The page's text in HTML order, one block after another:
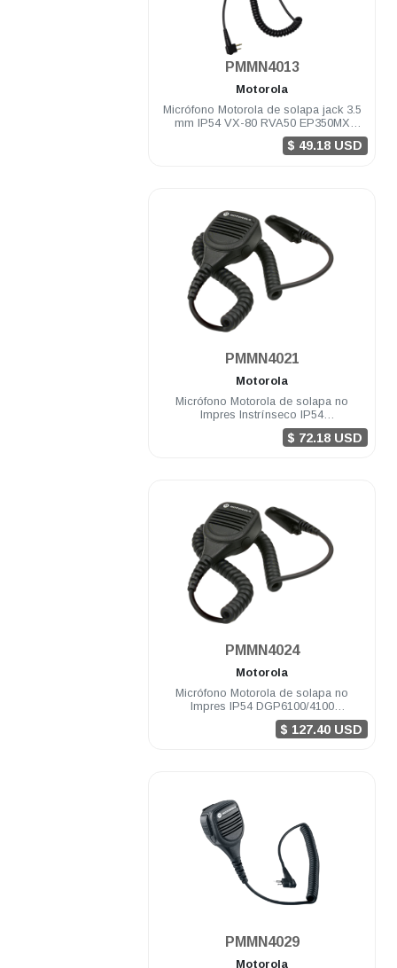
PMMN4013
Motorola
Micrófono Motorola de solapa jack 3.5
mm IP54 VX-80 RVA50 EP350MX
DEP250 DEP450 A8 R2
$ 49.18 USD
PMMN4021
Motorola
Micrófono Motorola de solapa no
Impres Instrínseco IP54
PRO5150/7150 MTX
$ 72.18 USD
PMMN4024
Motorola
Micrófono Motorola de solapa no
Impres IP54 DGP6100/4100
DGP8000/5000
$ 127.40 USD
PMMN4029
Motorola